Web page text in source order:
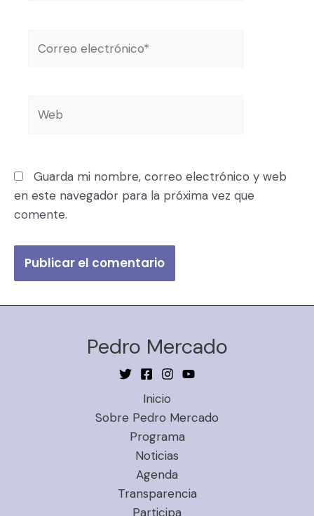
Guarda mi nombre, correo electrónico y web
en este navegador para la próxima vez que
comente.
Pedro Mercado
Inicio
Sobre Pedro Mercado
Programa
Noticias
Agenda
Transparencia
Participa